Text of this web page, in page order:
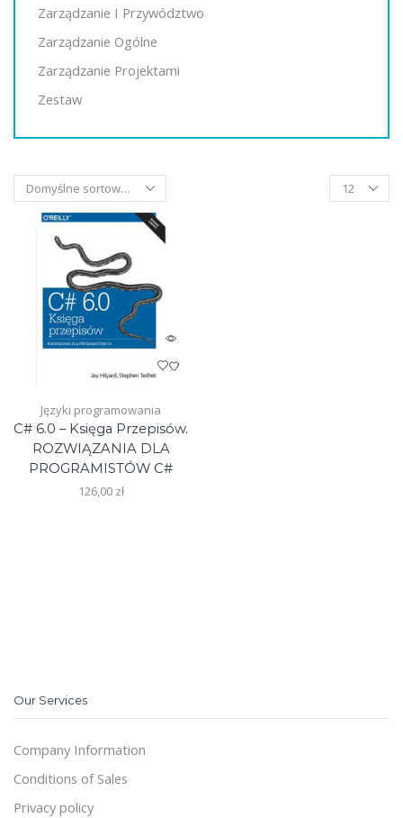
Products
per
Języki programowania
C# 6.0 – Księga Przepisów.
ROZWIĄZANIA DLA
PROGRAMISTÓW C#
126,00 zł
Zarządzanie I Przywództwo
Zarządzanie Ogólne
Zarządzanie Projektami
Zestaw
Our Services
Company Information
Conditions of Sales
Privacy policy